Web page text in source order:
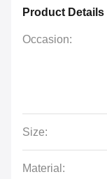
Product Details
Occasion:
Size:
Material: